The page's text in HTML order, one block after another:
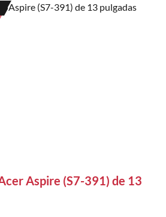
Aspire (S7-391) de 13